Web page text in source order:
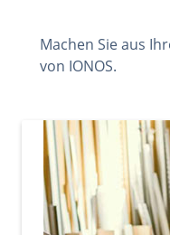
Machen Sie aus
von IONOS.